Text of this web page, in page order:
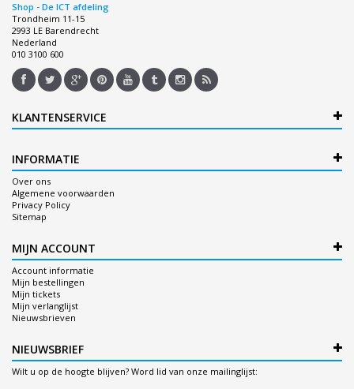
Shop - De ICT afdeling
Trondheim 11-15
2993 LE Barendrecht
Nederland
010 3100 600
KLANTENSERVICE
INFORMATIE
Over ons
Algemene voorwaarden
Privacy Policy
Sitemap
MIJN ACCOUNT
Account informatie
Mijn bestellingen
Mijn tickets
Mijn verlanglijst
Nieuwsbrieven
NIEUWSBRIEF
Wilt u op de hoogte blijven? Word lid van onze mailinglijst: